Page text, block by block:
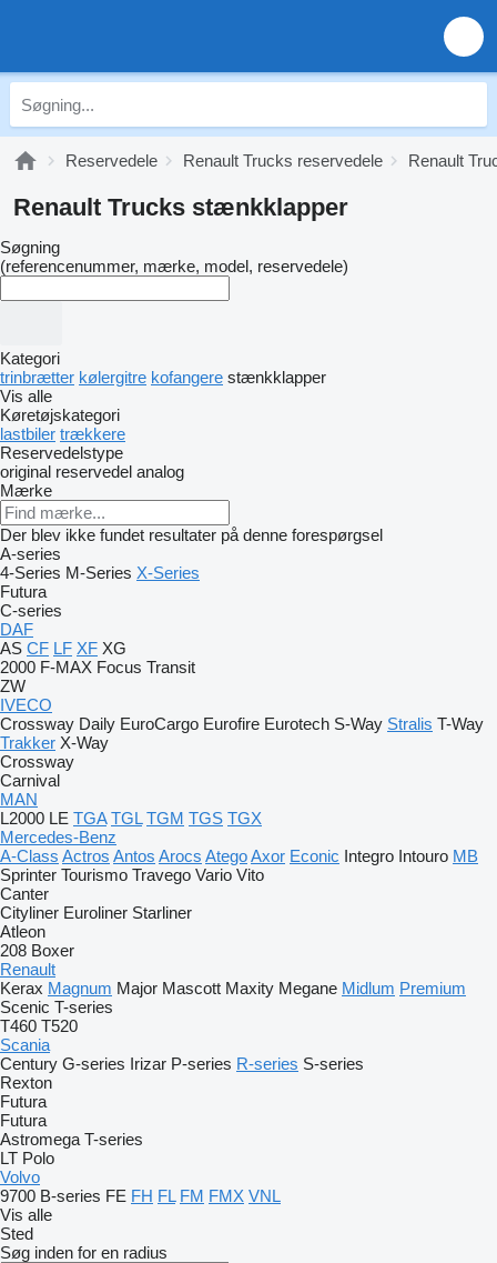
Reservedele Renault Trucks reservedele Renault
Renault Trucks stænkklapper
Søgning
(referencenummer, mærke, model, reservedele)
Kategori
trinbrætter kølergitre kofangere stænkklapper
Vis alle
Køretøjskategori
lastbiler trækkere
Reservedelstype
original reservedel analog
Mærke
Der blev ikke fundet resultater på denne forespørgsel
A-series
4-Series M-Series X-Series
Futura
C-series
DAF
AS CF LF XF XG
2000 F-MAX Focus Transit
ZW
IVECO
Crossway Daily EuroCargo Eurofire Eurotech S-Way Stralis T-Way
Trakker X-Way
Crossway
Carnival
MAN
L2000 LE TGA TGL TGM TGS TGX
Mercedes-Benz
A-Class Actros Antos Arocs AtegoAxor Econic Integro Intouro MB
Sprinter Tourismo Travego Vario Vito
Canter
Cityliner Euroliner Starliner
Atleon
208 Boxer
Renault
Kerax Magnum Major Mascott Maxity Megane Midlum Premium
Scenic T-series
T460 T520
Scania
Century G-series Irizar P-series R-series S-series
Rexton
Futura
Futura
Astromega T-series
LT Polo
Volvo
9700 B-series FE FH FL FM FMX VNL
Vis alle
Sted
Søg inden for en radius